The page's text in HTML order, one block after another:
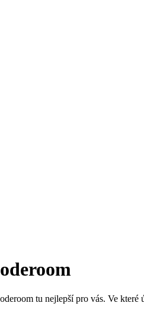
tu nejlepší pro vás. Ve které